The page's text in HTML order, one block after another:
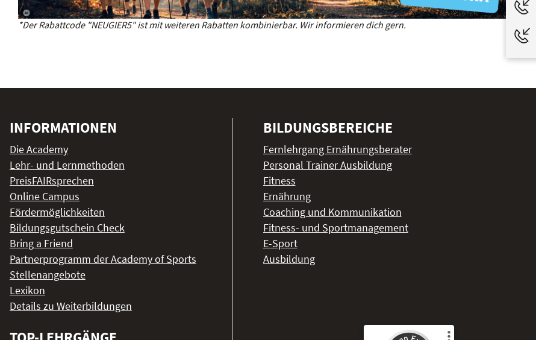
*Der Rabattcode "NEUGIER5" ist mit weiteren Rabatten kombinierbar. Wir informieren dich gern.
INFORMATIONEN
Die Academy
Lehr- und Lernmethoden
PreisFAIRsprechen
Online Campus
Fördermöglichkeiten
Bildungsgutschein Check
Bring a Friend
Partnerprogramm der Academy of Sports
Stellenangebote
Lexikon
Details zu Weiterbildungen
BILDUNGSBEREICHE
Fernlehrgang Ernährungsberater
Personal Trainer Ausbildung
Fitness
Ernährung
Coaching und Kommunikation
Fitness- und Sportmanagement
E-Sport
Ausbildung